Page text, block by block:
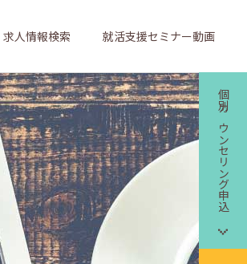
求人情報検索 就活支援セミナー動画
個別カウンセリング申込